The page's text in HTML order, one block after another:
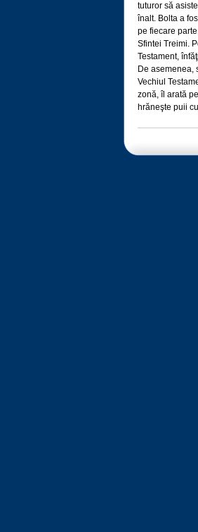
tuturor să
înalt. Bolta a
pe fiecare
Sfintei Treimi.
Testament,
De asemenea,
Vechiul
zonă, îl arată
hrăneşte puii